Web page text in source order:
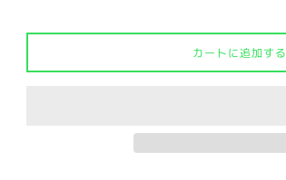
カートに追加する